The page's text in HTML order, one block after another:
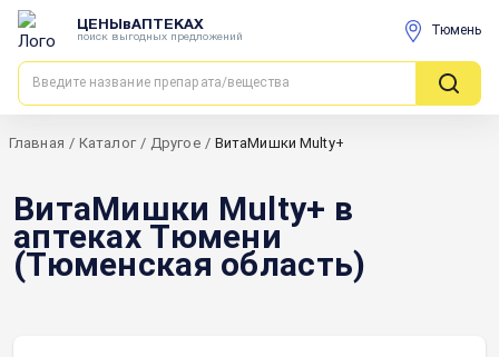
ЦЕНЫвАПТЕКАХ
поиск выгодных предложений Тюмень
Главная / Каталог / Другое / ВитаМишки Multy+
ВитаМишки Multy+ в
аптеках Тюмени
(Тюменская область)